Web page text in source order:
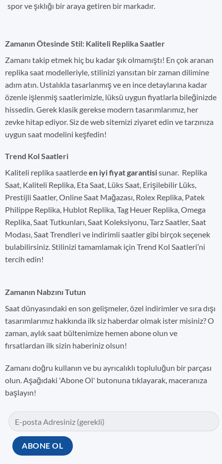
spor ve şıklığı bir araya getiren bir markadır.
Zamanın Ötesinde Stil: Kaliteli Replika Saatler
Zamanı takip etmek hiç bu kadar şık olmamıştı! En çok aranan
replika saat modelleriyle, stilinizi yansıtan bir zaman dilimine
adım atın. Ustalıkla tasarlanmış ve en ince detaylarına kadar
özenle işlenmiş saatlerimizle, lüksü uygun fiyatlarla bileğinizde
hissedin. Gerek klasik gerekse modern tasarımlarımız, her
zevke hitap ediyor. Siz de web sitemizi ziyaret edin ve tarzınıza
uygun saat modelini keşfedin!
Trend Kol Saatleri
Kaliteli replika saatlerdeen iyi fiyat garantisisunar. Replika
Saat, Kaliteli Replika, Eta Saat, Lüks Saat, Erişilebilir Lüks,
Prestijli Saatler, Online Saat Mağazası, Rolex Replika, Patek
Philippe Replika, Hublot Replika, Tag Heuer Replika, Omega
Replika, Saat Tutkunları, Saat Koleksiyonu, Tarz Saatler, Saat
Modası, Saat Trendleri ve indirimli saatler gibi birçok seçenek
bulabilirsiniz. Stilinizi tamamlamak için Trend Kol Saatleri’ni
tercih edin!
Zamanın Nabzını Tutun
Saat dünyasındaki en son gelişmeler, özel indirimler ve sıra dışı
tasarımlarımız hakkında ilk siz haberdar olmak ister misiniz? O
zaman, aylık saat bültenimize hemen abone olun ve
fırsatlardan ilk sizin haberiniz olsun!
Zamanı doğru kullanın ve bu ayrıcalıklı topluluğun bir parçası
olun. Aşağıdaki 'Abone Ol' butonuna tıklayarak, maceranıza
başlayın!